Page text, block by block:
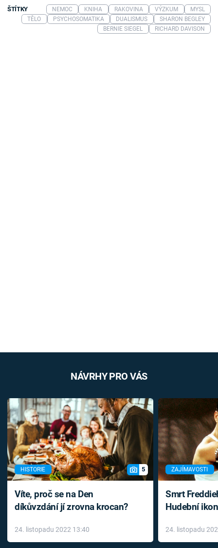
ŠTÍTKY NEMOC KNIHA RAKOVINA VÝZKUM
MYSL
TĚLO
PSYCHOSOMATIKA DUALISMUS
SHARON BEGLEY
BERNIE SIEGEL
RICHARD DAVISON
NÁVRHY PRO VÁS
HISTORIE 5
Víte, proč se na Den
díkůvzdání jí zrovna krocan?
24. listopadu 2022 13:40
ZAJÍMAVOSTI
Smrt
Hudební
léky
24. listopadu